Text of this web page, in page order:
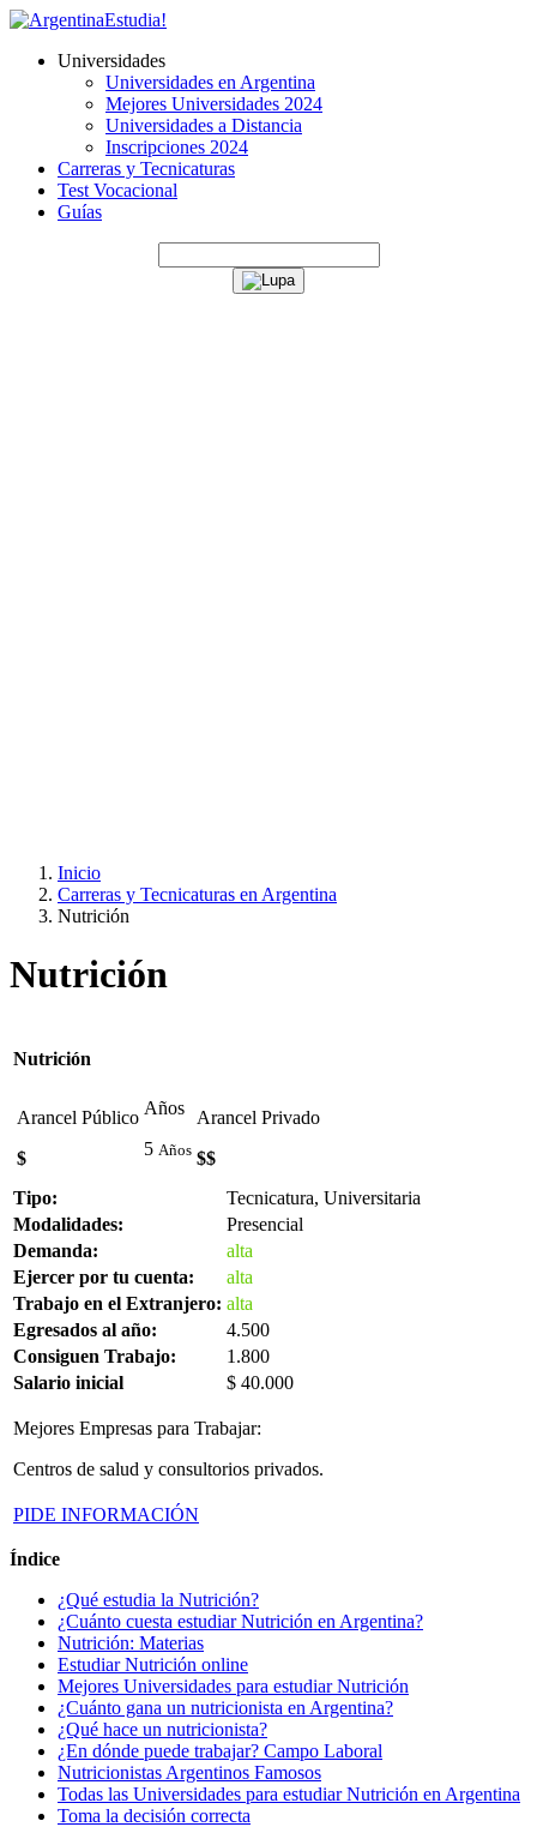
Universidades
Universidades en Argentina
Mejores Universidades 2024
Universidades a Distancia
Inscripciones 2024
Carreras y Tecnicaturas
Test Vocacional
Guías
Inicio
Carreras y Tecnicaturas en Argentina
Nutrición
Nutrición
Nutrición
Arancel Público
$
Años
5 Años
Arancel Privado
$$
Tipo:
Tecnicatura, Universitaria
Modalidades:
Presencial
Demanda:
alta
Ejercer por tu cuenta:
alta
Trabajo en el Extranjero: alta
Egresados al año:
4.500
Consiguen Trabajo:
1.800
Salario inicial
$ 40.000
Mejores Empresas para Trabajar:
Centros de salud y consultorios privados.
PIDE INFORMACIÓN
Índice
¿Qué estudia la Nutrición?
¿Cuánto cuesta estudiar Nutrición en Argentina?
Nutrición: Materias
Estudiar Nutrición online
Mejores Universidades para estudiar Nutrición
¿Cuánto gana un nutricionista en Argentina?
¿Qué hace un nutricionista?
¿En dónde puede trabajar? Campo Laboral
Nutricionistas Argentinos Famosos
Todas las Universidades para estudiar Nutrición en Argentina
Toma la decisión correcta